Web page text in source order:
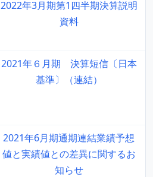
2022年3月期第1四半期決算説明
資料
2021年６月期 決算短信〔日本
基準〕（連結）
2021年6月期通期連結業績予想
値と実績値との差異に関するお
知らせ